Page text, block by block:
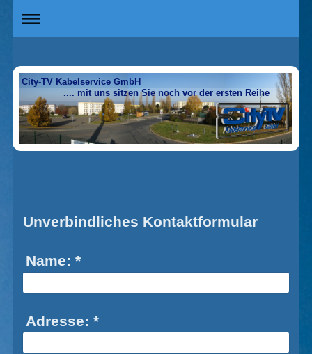
City-TV Kabelservice GmbH
.... mit uns sitzen Sie noch vor der ersten Reihe
Unverbindliches Kontaktformular
Name: *
Adresse: *